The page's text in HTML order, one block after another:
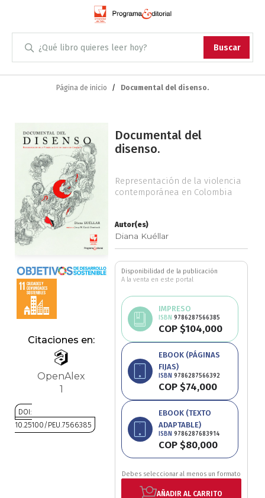
Buscar
Administración
Antropología
Arquitectura
Arte
Artes escénicas
Biología
Ciencia política
Ciencias Sociales
Conflicto Armado
Construcción de paz
Derecho
Desarrollo
Skip
Página de inicio Documental del disenso.
galería
de
imágenes
Citaciones en:
OpenAlex
1
DOI:
10.25100/PEU.7566385
Documental del
disenso.
Representación de la violencia
contemporánea en Colombia
Autor(es)
Diana Kuéllar
Disponibilidad de la publicación
A la venta en este portal
EBOOK (PÁGINAS
FIJAS)
ISBN9786287566392
COP $74,000
IMPRESO
ISBN9786287566385
COP $104,000
EBOOK (TEXTO
ADAPTABLE)
ISBN9786287683914
COP $80,000
Debes seleccionar al menos un formato
AÑADIR AL CARRITO